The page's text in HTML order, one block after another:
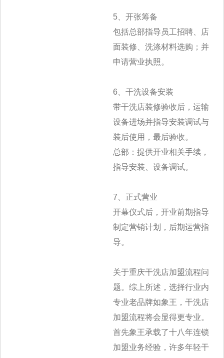
5、开张筹备
包括总部指导员工招聘、店
面装修、洗涤材料选购；并
申请营业执照。
6、干洗设备安装
带干洗店装修验收后，运输
设备进场并指导安装调试与
装后使用，最后验收。
总部：提供开业相关手续，
指导安装、设备调试。
7、正式营业
开幕仪式后，开业前期指导
制定营销计划，后期运营指
导。
关于重庆干洗店加盟流程问
题。综上所述，选择行业内
专业老品牌如象王，干洗店
加盟流程将会显得更专业。
首先象王承载了十八年连锁
加盟业务经验，许多年轻干